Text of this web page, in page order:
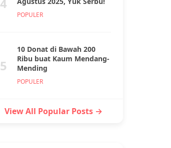
POPULER
5
10 Donat di Bawah 200
Ribu buat Kaum Mendang-
Mending
POPULER
View All Popular Posts →